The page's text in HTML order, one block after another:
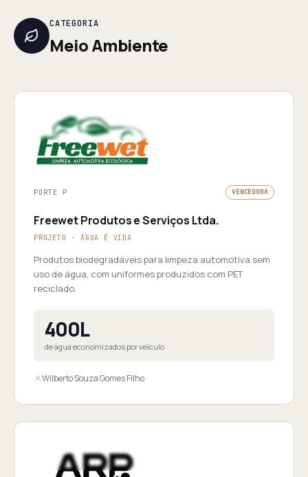
CATEGORIA
Meio Ambiente
PORTE P VENCEDORA
Freewet Produtos e Serviços Ltda.
PROJETO · ÁGUA É VIDA
Produtos biodegradáveis para limpeza automotiva sem
uso de água, com uniformes produzidos com PET
reciclado.
400L
de água economizados por veículo
Wilberto Souza Gomes Filho